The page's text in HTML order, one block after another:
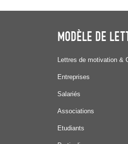
MODÈLE DE
Lettres de motivation &
Entreprises
Salariés
Associations
Etudiants